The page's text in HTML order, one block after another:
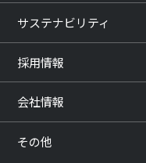
サステナビリティ
採用情報
会社情報
その他